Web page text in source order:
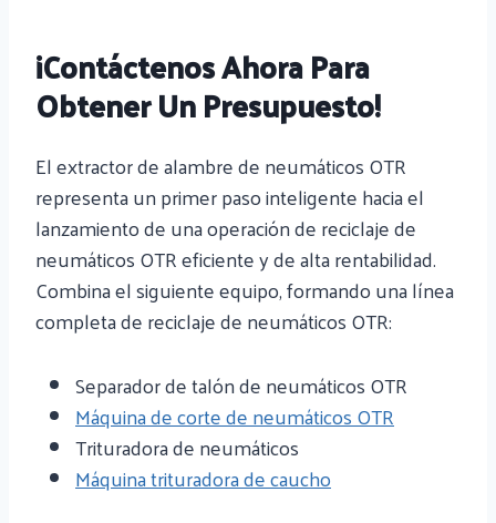
¡Contáctenos Ahora Para
Obtener Un Presupuesto!
El extractor de alambre de neumáticos OTR
representa un primer paso inteligente hacia el
lanzamiento de una operación de reciclaje de
neumáticos OTR eficiente y de alta rentabilidad.
Combina el siguiente equipo, formando una línea
completa de reciclaje de neumáticos OTR:
Separador de talón de neumáticos OTR
Máquina de corte de neumáticos OTR
Trituradora de neumáticos
Máquina trituradora de caucho